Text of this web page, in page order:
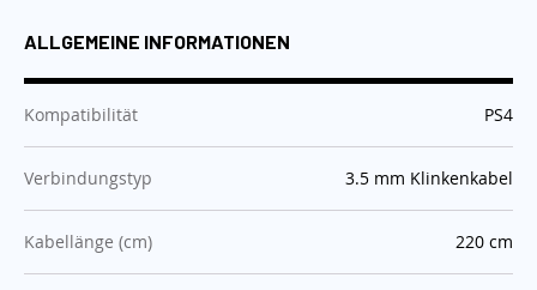
ALLGEMEINE INFORMATIONEN
Kompatibilität :PS4
Verbindungstyp :3.5 mm Klinkenkabel
Kabellänge (cm) :220 cm